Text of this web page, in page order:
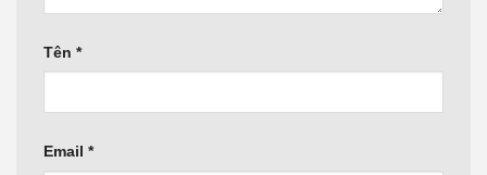
Tên *
Email *